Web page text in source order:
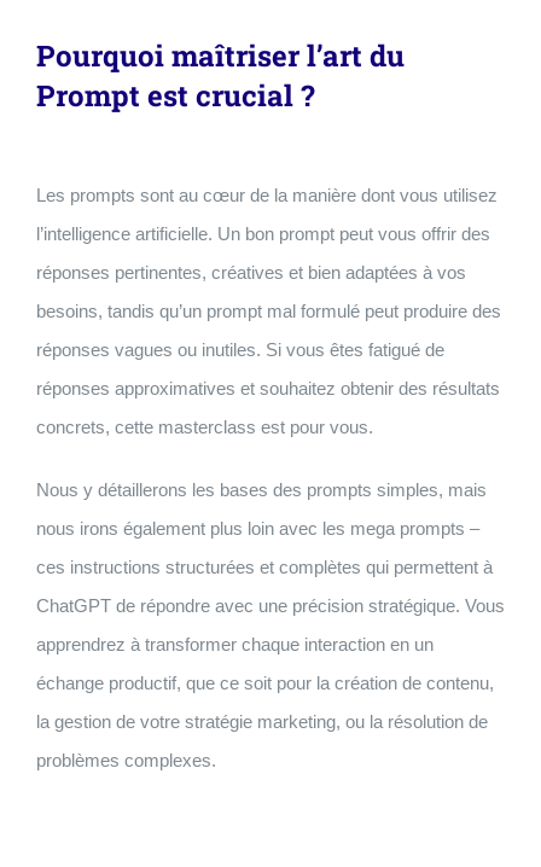
Pourquoi maîtriser l’art du
Prompt est crucial ?
Les prompts sont au cœur de la manière dont vous utilisez
l’intelligence artificielle. Un bon prompt peut vous offrir des
réponses pertinentes, créatives et bien adaptées à vos
besoins, tandis qu’un prompt mal formulé peut produire des
réponses vagues ou inutiles. Si vous êtes fatigué de
réponses approximatives et souhaitez obtenir des résultats
concrets, cette masterclass est pour vous.
Nous y détaillerons les bases des prompts simples, mais
nous irons également plus loin avec les mega prompts –
ces instructions structurées et complètes qui permettent à
ChatGPT de répondre avec une précision stratégique. Vous
apprendrez à transformer chaque interaction en un
échange productif, que ce soit pour la création de contenu,
la gestion de votre stratégie marketing, ou la résolution de
problèmes complexes.